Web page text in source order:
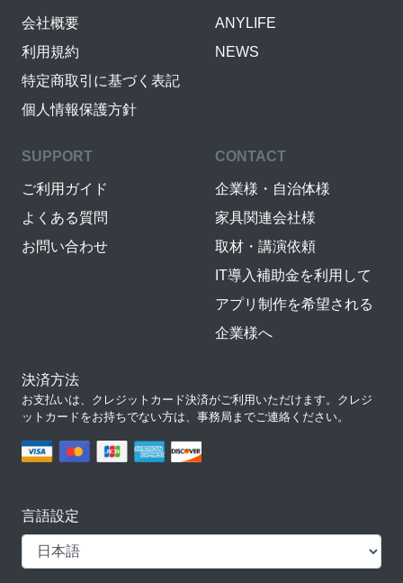
会社概要
利用規約
特定商取引に基づく表記
個人情報保護方針
ANYLIFE
NEWS
SUPPORT
ご利用ガイド
よくある質問
お問い合わせ
CONTACT
企業様・自治体様
家具関連会社様
取材・講演依頼
IT導入補助金を利用して
アプリ制作を希望される
企業様へ
決済方法
お支払いは、クレジットカード決済がご利用いただけます。クレジ
ットカードをお持ちでない方は、事務局までご連絡ください。
言語設定